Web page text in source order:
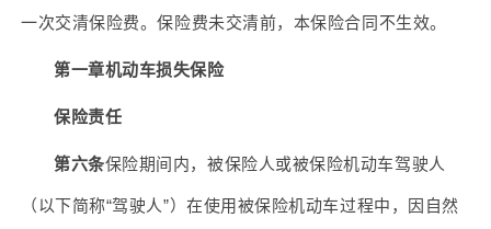
一次交清保险费。保险费未交清前，本保险合同不生效。
第一章机动车损失保险
保险责任
第六条保险期间内，被保险人或被保险机动车驾驶人
（以下简称“驾驶人”）在使用被保险机动车过程中，因自然